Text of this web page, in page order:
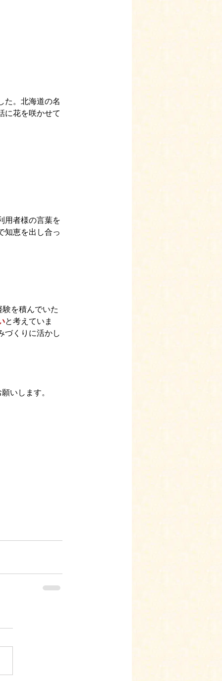
た。北海道の名
に花を咲かせて
用者様の言葉を
知恵を出し合っ
を積んでいた
と考えていま
づくりに活かし
いします。